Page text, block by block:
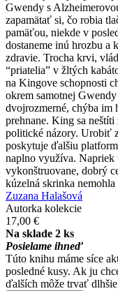
Gwendy s
zapamätať si, čo robia
pamäťou, niekde v
dostaneme inú hrozbu a
zdravie. Trocha krvi,
“priatelia” v žltých
na Kingove schopnosti
okrem samotnej
dvojrozmerné, chýba im
prehnane. King sa
politické názory. Urobiť
poskytuje ďalšiu
naplno využíva. Napriek
vykonštruovane, dobrý
kúzelná skrinka
Zuzana Halašová
Autorka kolekcie
17,00 €
Na sklade 2 ks
Posielame ihneď
Túto knihu máme síce
posledné kusy. Ak ju
ďalších môže trvať